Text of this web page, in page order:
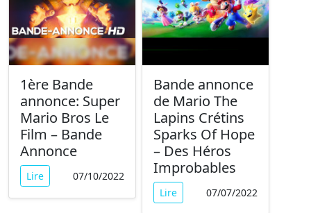
1ère Bande
annonce: Super
Mario Bros Le
Film – Bande
Annonce
Lire 07/10/2022
Bande annonce
de Mario The
Lapins Crétins
Sparks Of Hope
– Des Héros
Improbables
Lire 07/07/2022